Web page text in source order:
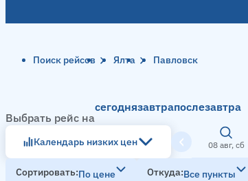
Поиск рейсов Ялта Павловск
Выбрать рейс на
сегоднязавтрапослезавтра
Календарь низких цен 08 авг, сб
Сортировать По цене Откуда Все пункты